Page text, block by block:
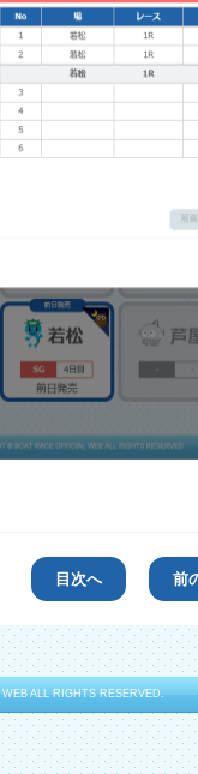
目次へ 前
ALL RIGHTS RESERVED.